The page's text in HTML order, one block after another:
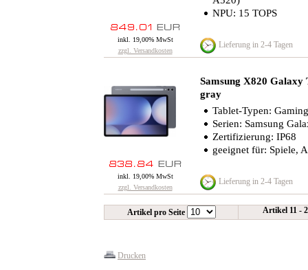
NPU: 15 TOPS
inkl. 19,00% MwSt
zzgl. Versandkosten
Lieferung in 2-4 Tagen
Samsung X820 Galaxy
gray
Tablet-Typen:
Serien: Samsung
Zertifizierung: IP68
geeignet für: Spiele,
inkl. 19,00% MwSt
zzgl. Versandkosten
Lieferung in 2-4 Tagen
Artikel pro Seite Artikel 11 -
Drucken